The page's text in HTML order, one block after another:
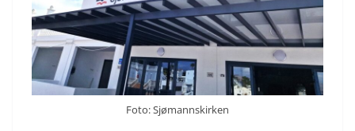
Foto: Sjømannskirken